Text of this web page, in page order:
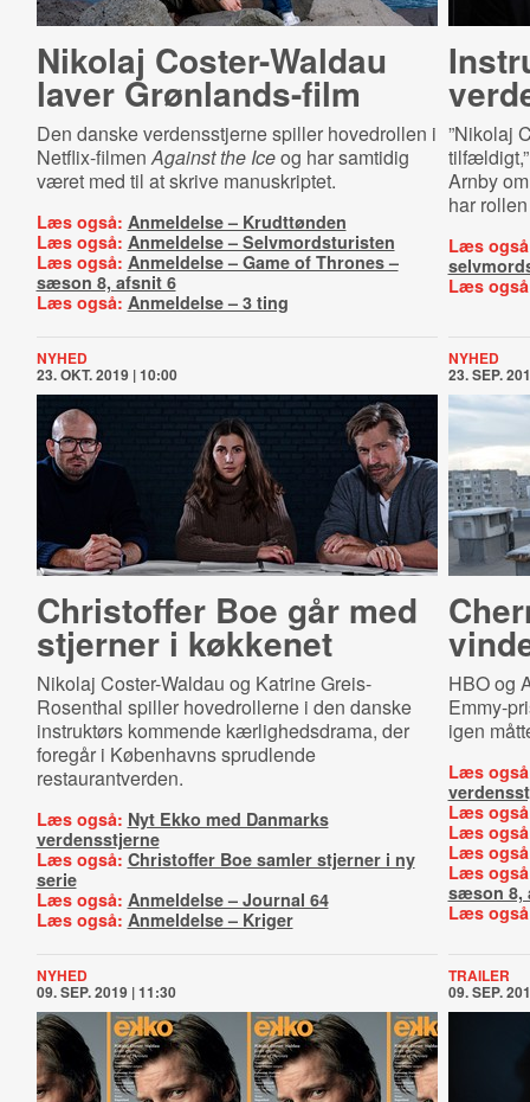
Nikolaj Coster-Waldau
laver Grønlands-film
Den danske verdensstjerne spiller hovedrollen i
Netflix-filmenAgainst the Iceog har samtidig
været med til at skrive manuskriptet.
Læs også: Anmeldelse – Krudttønden
Læs også: Anmeldelse – Selvmordsturisten
Læs også: Anmeldelse – Game of Thrones –
sæson 8, afsnit 6
Læs også: Anmeldelse – 3 ting
”Nikolaj
Arnby
har
Læs
Læs
NYHED
23. OKT. 2019 | 10:00
Christoffer Boe går med
stjerner i køkkenet
Nikolaj Coster-Waldau og Katrine Greis-
Rosenthal spiller hovedrollerne i den danske
instruktørs kommende kærlighedsdrama, der
foregår i Københavns sprudlende
restaurantverden.
Læs også: Nyt Ekko med Danmarks
verdensstjerne
Læs også: Christoffer Boe samler stjerner i ny
serie
Læs også: Anmeldelse – Journal 64
Læs også: Anmeldelse – Kriger
NYHED
23. SEP.
HBO og
Emmy-
igen
Læs
Læs
Læs
Læs
Læs
sæson 8,
Læs
NYHED
09. SEP. 2019 | 11:30
TRAILER
09. SEP.